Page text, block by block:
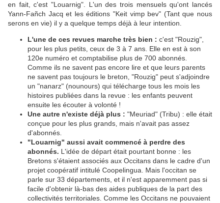
en fait, c'est "Louarnig". L'un des trois mensuels qu'ont lancés
Yann-Fañch Jacq et les éditions "Keit vimp bev" (Tant que nous
serons en vie) il y a quelque temps déjà à leur intention.
L'une de ces revues marche très bien : c'est "Rouzig",
pour les plus petits, ceux de 3 à 7 ans. Elle en est à son
120e numéro et comptabilise plus de 700 abonnés.
Comme ils ne savent pas encore lire et que leurs parents
ne savent pas toujours le breton, "Rouzig" peut s'adjoindre
un "nanarz" (nounours) qui télécharge tous les mois les
histoires publiées dans la revue : les enfants peuvent
ensuite les écouter à volonté !
Une autre n'existe déjà plus : "Meuriad" (Tribu) : elle était
conçue pour les plus grands, mais n'avait pas assez
d'abonnés.
"Louarnig" aussi avait commencé à perdre des
abonnés. L'idée de départ était pourtant bonne : les
Bretons s'étaient associés aux Occitans dans le cadre d'un
projet coopératif intitulé Coopelingua. Mais l'occitan se
parle sur 33 départements, et il n'est apparemment pas si
facile d'obtenir là-bas des aides publiques de la part des
collectivités territoriales. Comme les Occitans ne pouvaient